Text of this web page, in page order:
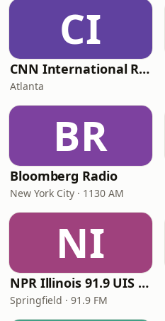
CI
CNN International Radio
Atlanta
BR
Bloomberg Radio
New York City · 1130 AM
NI
NPR Illinois 91.9 UIS (WUIS)
Springfield · 91.9 FM